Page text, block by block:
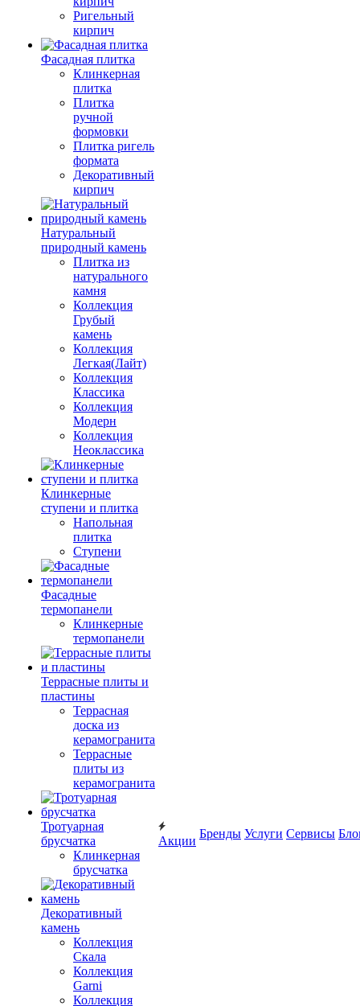
Ригельный
кирпич
Фасадная плитка
Клинкерная
плитка
Плитка
ручной
формовки
Плитка ригель
формата
Декоративный
кирпич
Натуральный
природный камень
Плитка из
натурального
камня
Коллекция
Грубый
камень
Коллекция
Легкая(Лайт)
Коллекция
Классика
Коллекция
Модерн
Коллекция
Неоклассика
Клинкерные
ступени и плитка
Напольная
плитка
Ступени
Фасадные
термопанели
Клинкерные
термопанели
Террасные плиты и
пластины
Террасная
доска из
керамогранита
Террасные
плиты из
керамогранита
Тротуарная
брусчатка
Клинкерная
брусчатка
Декоративный
камень
Коллекция
Скала
Коллекция
Garni
Коллекция
Акции
Бренды Услуги Сервисы